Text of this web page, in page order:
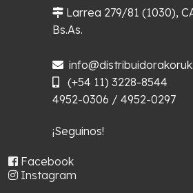
Larrea 279/81 (1030),
Bs.As.
(+54 11) 3228-8544
4952-0306 / 4952-0297
¡Seguinos!
Facebook
Instagram